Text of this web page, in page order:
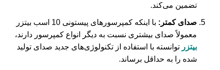
تضمین می‌کند.
صدای کمتر:
با اینکه کمپرسورهای پیستونی 10 اسب بیتزر
معمولاً صدای بیشتری نسبت به دیگر انواع کمپرسور دارند،
بیتزر توانسته با استفاده از تکنولوژی‌های جدید صدای تولید
شده را به حداقل برساند.